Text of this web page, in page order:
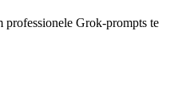
professionele Grok-prompts te